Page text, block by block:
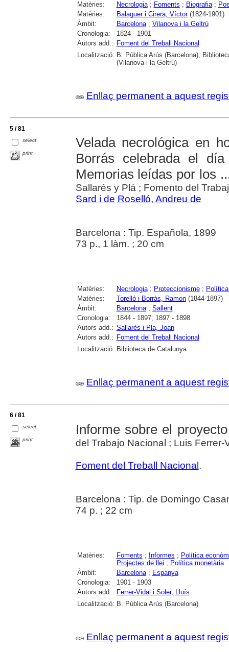
Matèries: Necrologia; Foments ; Biografia;
Matèries:
Balaguer i Cirera, Víctor(1824-1901)
Àmbit:
Barcelona; Vilanova i la Geltrú
Cronologia:
1824 - 1901
Autors add.: Foment del Treball Nacional
Localització: B. Pública Arús (Barcelona);
(Vilanova i la Geltrú)
Enllaç permanent a aquest
5 / 81
select
print
Velada necrológica en
Borrás celebrada el
Memorias leídas por los
Sallarés y Plá ; Fomento del
Sard i de Roselló, Andreu de
Barcelona : Tip. Española, 1899
73 p., 1 làm. ; 20 cm
Matèries: Necrologia; Proteccionisme;
Matèries:
Torelló i Borràs, Ramon(1844-1897)
Àmbit:
Barcelona; Sallent
Cronologia:
1844 - 1897; 1897 - 1898
Autors add.: Sallarès i Pla, Joan
Autors add.: Foment del Treball Nacional
Localització: Biblioteca de Catalunya
Enllaç permanent a aquest
6 / 81
select
print
Informe sobre el
del Trabajo Nacional ; Luis Ferrer-
Foment del Treball Nacional.
Barcelona : Tip. de Domingo
74 p. ; 22 cm
Matèries: Foments ; Informes ; Política
Projectes de llei ; Política monetària
Àmbit:
Barcelona; Espanya
Cronologia:
1901 - 1903
Autors add.: Ferrer-Vidal i Soler, Lluís
Localització: B. Pública Arús (Barcelona)
Enllaç permanent a aquest